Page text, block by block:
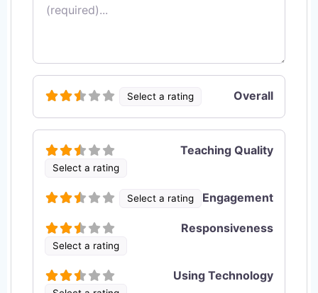
Select a rating Overall
Select a rating
Teaching Quality
Select a rating Engagement
Select a rating
Responsiveness
Using Technology